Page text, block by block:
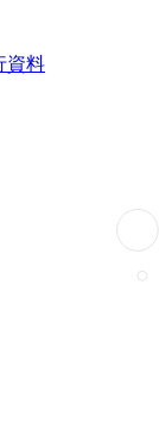
資料